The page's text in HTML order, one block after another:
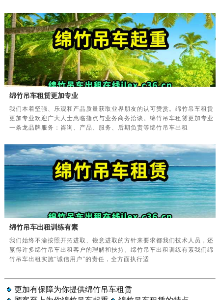
绵竹吊车租赁更加专业
我们本着坚强、乐观和产品质量获取业界朋友的认可赞赏。绵竹吊车租赁
更加专业欢迎广大人士惠临指点与业务商务洽谈。绵竹吊车租赁更加专业
一条龙品牌服务：咨询、产品、服务、后期负责等绵竹吊车出租
绵竹吊车出租训练有素
我们始终不渝按照开拓进取、锐意进取的方针来要求都我们技术人员，还
赢得许多绵竹吊车出租客户的理解和扶持。绵竹吊车出租训练有素我们绵
竹吊车出租实施“诚信用户”的责任，全方面执行适
更加有保障为你提供绵竹吊车租赁